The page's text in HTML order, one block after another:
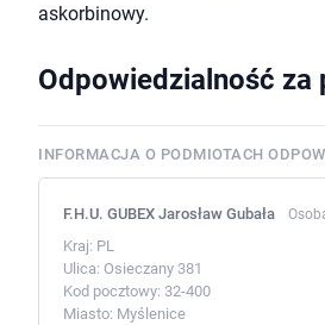
askorbinowy.
Odpowiedzialność za
INFORMACJA O PODMIOTACH
F.H.U. GUBEX Jarosław Gubała
Kraj: PL
Ulica: Osieczany 381
Kod pocztowy: 32-400
Miasto: Myślenice